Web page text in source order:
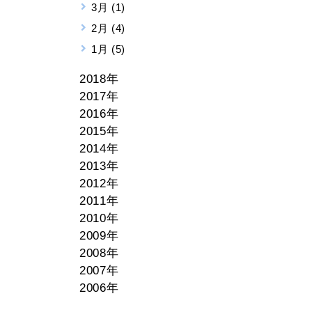
3月 (1)
2月 (4)
1月 (5)
2018年
2017年
2016年
2015年
2014年
2013年
2012年
2011年
2010年
2009年
2008年
2007年
2006年